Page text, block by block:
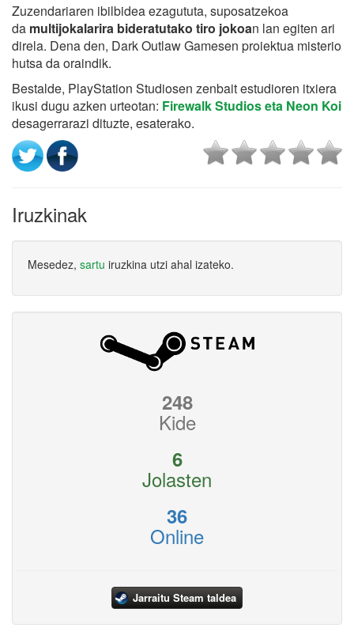
Zuzendariaren ibilbidea ezagututa, suposatzekoa
da multijokalarira bideratutako tiro jokoan lan egiten ari
direla. Dena den, Dark Outlaw Gamesen proiektua misterio
hutsa da oraindik.
Bestalde, PlayStation Studiosen zenbait estudioren itxiera
ikusi dugu azken urteotan: Firewalk Studios eta Neon Koi
desagerrarazi dituzte, esaterako.
Iruzkinak
Mesedez, sartu iruzkina utzi ahal izateko.
248
Kide
6
Jolasten
36
Online
Jarraitu Steam taldea